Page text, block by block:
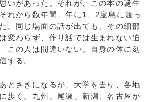
いがあった。それが、この本の誕生
れから数年間、年に1、2度島に渡っ
。同じ場面の話が出ても、その細部
変わらず、作り話では生まれない迫
この人は間違いない。自身の体に刻
する。
とさきになるが、大学を去り、各地
歩く。九州、尾瀬、新潟、名古屋か